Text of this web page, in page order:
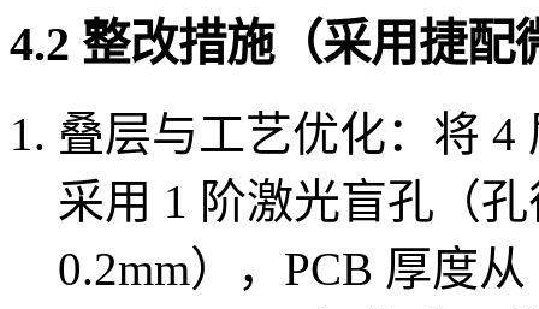
4.2 整改措施（采用捷配
叠层与工艺优化：将 4
采用 1 阶激光盲孔（
0.2mm），PCB 厚度